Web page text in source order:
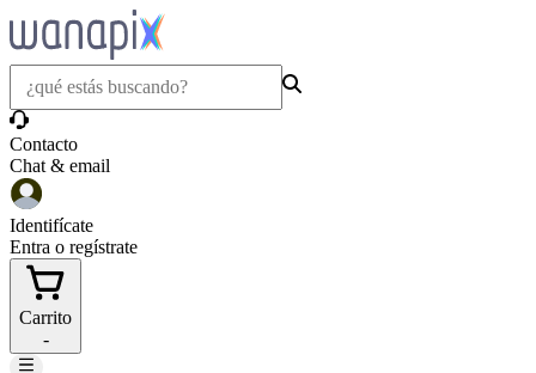
Contacto
Chat & email
Identifícate
Entra o regístrate
Carrito
-